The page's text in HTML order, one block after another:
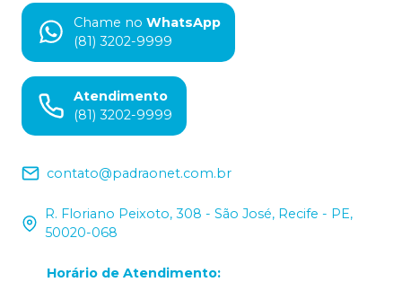
Chame no WhatsApp
(81) 3202-9999
Atendimento
(81) 3202-9999
contato@padraonet.com.br
R. Floriano Peixoto, 308 - São José, Recife - PE,
50020-068
Horário de Atendimento: